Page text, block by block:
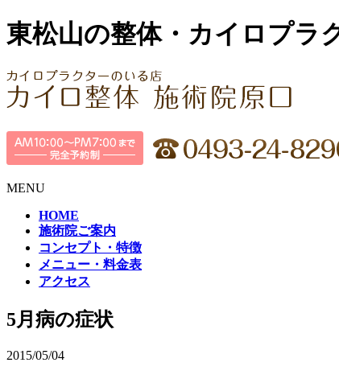
東松山の整体・カイロプラ
MENU
HOME
施術院ご案内
コンセプト・特徴
メニュー・料金表
アクセス
5月病の症状
2015/05/04